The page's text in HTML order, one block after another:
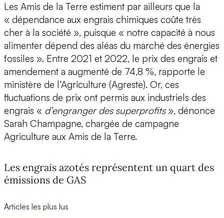
Les Amis de la Terre estiment par ailleurs que la
« dépendance aux engrais chimiques coûte très
cher à la société », puisque « notre capacité à nous
alimenter dépend des aléas du marché des énergies
fossiles ». Entre 2021 et 2022, le prix des engrais et
amendement a augmenté de 74,8 %, rapporte le
ministère de l’Agriculture (Agreste). Or, ces
fluctuations de prix ont permis aux industriels des
engrais « d’engranger des superprofits», dénonce
Sarah Champagne, chargée de campagne
Agriculture aux Amis de la Terre.
Les engrais azotés représentent un quart des
émissions de GAS
Articles les plus lus